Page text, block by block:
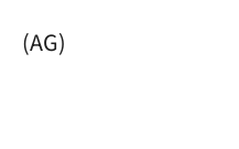
(AG)